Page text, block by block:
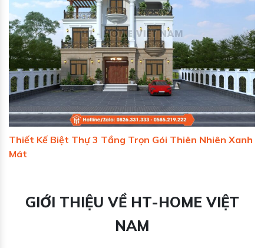
Thiết Kế Biệt Thự 3 Tầng Trọn Gói Thiên Nhiên Xanh
Mát
GIỚI THIỆU VỀ HT-HOME VIỆT
NAM